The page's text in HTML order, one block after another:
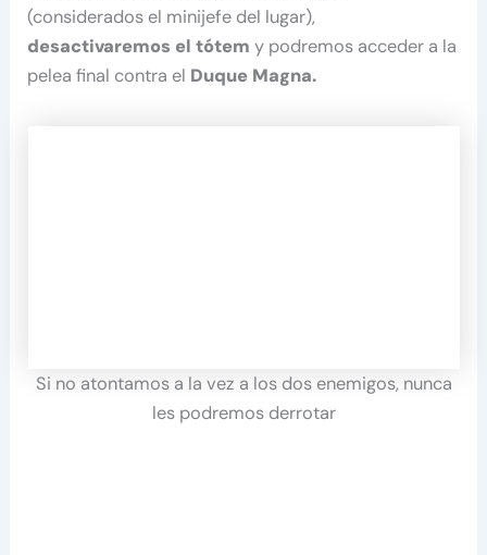
(considerados el minijefe del lugar),
desactivaremos el tótem y podremos acceder a la
pelea final contra el Duque Magna.
Si no atontamos a la vez a los dos enemigos, nunca
les podremos derrotar